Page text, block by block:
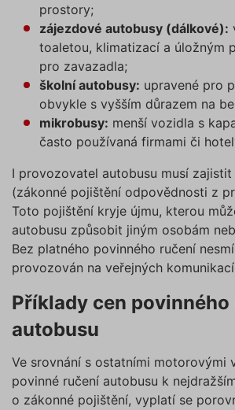
prostory;
zájezdové autobusy (dálkové):
toaletou, klimatizací a úložným
pro zavazadla;
školní autobusy: upravené pro
obvykle s vyšším důrazem na
mikrobusy: menší vozidla s
často používaná firmami či
I provozovatel autobusu musí
(zákonné pojištění odpovědnosti z
Toto pojištění kryje újmu, kterou
autobusu způsobit jiným osobám
Bez platného povinného ručení
provozován na veřejných
Příklady cen
autobusu
Ve srovnání s ostatními motorovými
povinné ručení autobusu k
o zákonné pojištění, vyplatí se